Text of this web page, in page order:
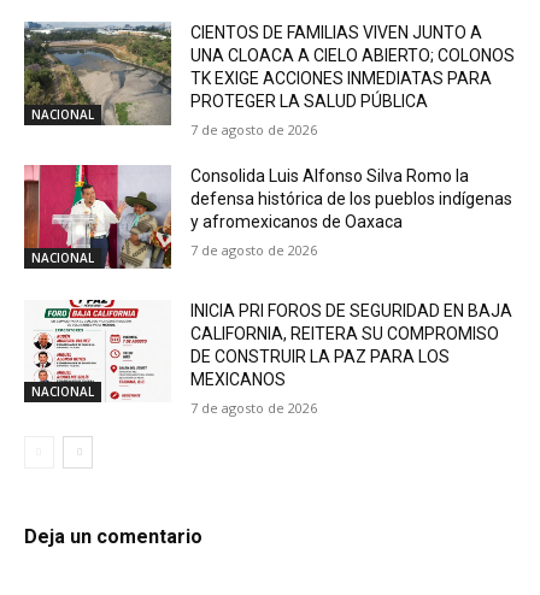
NACIONAL
CIENTOS DE FAMILIAS VIVEN JUNTO A
UNA CLOACA A CIELO ABIERTO; COLONOS
TK EXIGE ACCIONES INMEDIATAS PARA
PROTEGER LA SALUD PÚBLICA
7 de agosto de 2026
NACIONAL
Consolida Luis Alfonso Silva Romo la
defensa histórica de los pueblos indígenas
y afromexicanos de Oaxaca
7 de agosto de 2026
NACIONAL
INICIA PRI FOROS DE SEGURIDAD EN BAJA
CALIFORNIA, REITERA SU COMPROMISO
DE CONSTRUIR LA PAZ PARA LOS
MEXICANOS
7 de agosto de 2026
Deja un comentario